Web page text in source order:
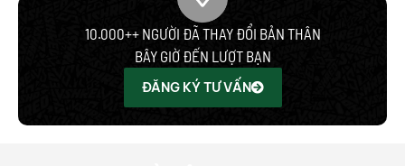
10.000++ NGƯỜI ĐÃ THAY ĐỔI BẢN THÂN
BÂY GIỜ ĐẾN LƯỢT BẠN
ĐĂNG KÝ TƯ VẤN